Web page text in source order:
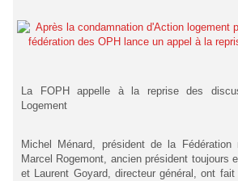
La FOPH appelle à la reprise des
Logement
Michel Ménard, président de la Fédération
Marcel Rogemont, ancien président toujours
et Laurent Goyard, directeur général, ont fait